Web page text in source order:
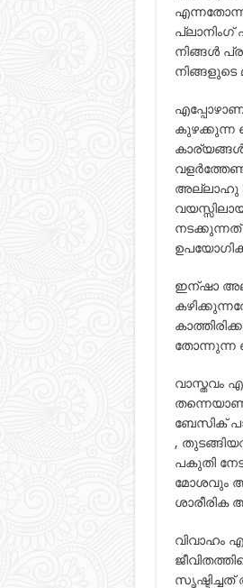
നിങ്ങള്‍
നിങ്ങളുടെ
കുഴക്കുന്ന
അല്ലാഹു
ഇന്ഷാ
തോന്നുന്ന
വാസ്തവം
ബേസിക്
,
പകുതി
മോശവും
വിവാഹം